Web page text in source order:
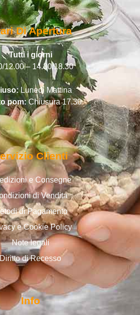
Di Apertura
Tutti i giorni
12.00 – 14.30/18.30
Lunedì Mattina
pom:Chiusura 17.30
Clienti
e Consegne
di Vendita
di Pagamento
e Cookie Policy
Note legali
Diritto di Recesso
Info